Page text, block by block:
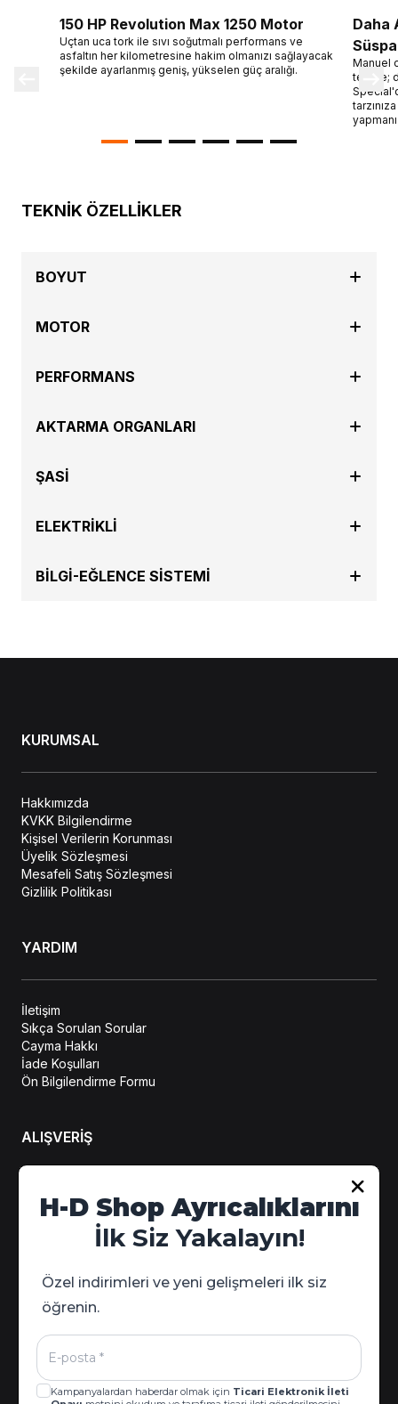
150 HP Revolution Max 1250 Motor
Uçtan uca tork ile sıvı soğutmalı performans ve
asfaltın her kilometresine hakim olmanızı sağlayacak
şekilde ayarlanmış geniş, yükselen güç aralığı.
Daha
Manuel
tepme;
TEKNİK ÖZELLİKLER
BOYUT
MOTOR
PERFORMANS
AKTARMA ORGANLARI
ŞASİ
ELEKTRİKLİ
BİLGİ-EĞLENCE SİSTEMİ
KURUMSAL
Hakkımızda
KVKK Bilgilendirme
Kişisel Verilerin Korunması
Üyelik Sözleşmesi
Mesafeli Satış Sözleşmesi
Gizlilik Politikası
YARDIM
İletişim
Sıkça Sorulan Sorular
Cayma Hakkı
İade Koşulları
Ön Bilgilendirme Formu
ALIŞVERİŞ
Hesabım
Sipariş Takip
Kampanya Detayları
H-D Shop Ayrıcalıklarını
İlk Siz Yakalayın!
Özel indirimleri ve yeni gelişmeleri ilk siz
öğrenin.
Kampanyalardan haberdar olmak için Ticari Elektronik İleti